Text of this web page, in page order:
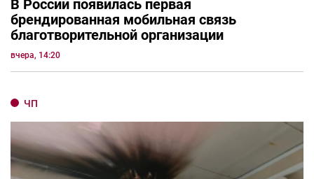
В России появилась первая
брендированная мобильная связь
благотворительной организации
вчера, 14:20
ЧП